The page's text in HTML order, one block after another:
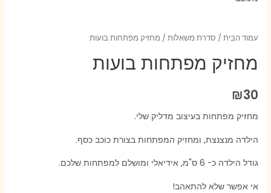
עמוד הבית / סדרת משאלות / מחזיק מפתחות בועות
מחזיק מפתחות בועות
₪30
מחזיק מפתחות בעיצוב מדליק שלי.
הילדה מנצנצת, ומחזיק המפתחות בצורת כוכב כסף.
גודל הילדה כ- 6 ס"מ, אידיאלי ומושלם למפתחות שלכם.
אי אפשר שלא להתאהב!